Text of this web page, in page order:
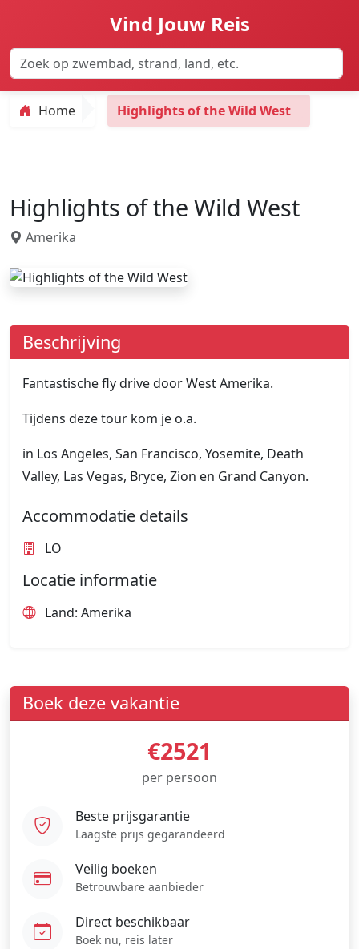
Vind Jouw Reis
Home Highlights of the Wild West
Highlights of the Wild West
Amerika
Beschrijving
Fantastische fly drive door West Amerika.
Tijdens deze tour kom je o.a.
in Los Angeles, San Francisco, Yosemite, Death
Valley, Las Vegas, Bryce, Zion en Grand Canyon.
Accommodatie details
LO
Locatie informatie
Land: Amerika
Boek deze vakantie
€2521
per persoon
Beste prijsgarantie
Laagste prijs gegarandeerd
Veilig boeken
Betrouwbare aanbieder
Direct beschikbaar
Boek nu, reis later